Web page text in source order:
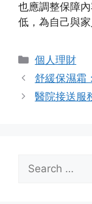
也應調整保障
低，為自己與
Categories
個人理財
舒緩保濕霜
醫院接送服
Search
for: